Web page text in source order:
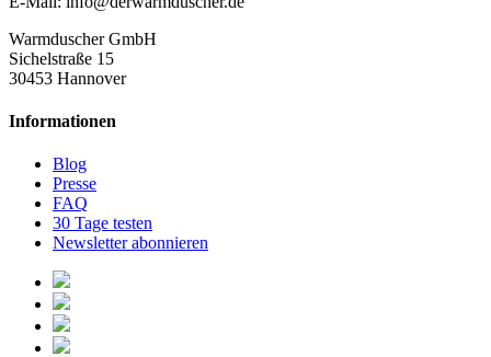
Warmduscher GmbH
Sichelstraße 15
30453 Hannover
Informationen
Blog
Presse
FAQ
30 Tage testen
Newsletter abonnieren